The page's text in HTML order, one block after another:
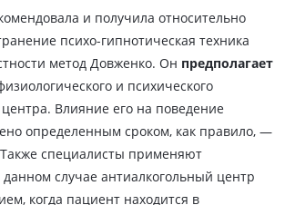
и получила относительно
психо-гипнотическая техника
метод Довженко. Он предполагает
и психического
центра. Влияние его на поведение
определенным сроком, как правило, —
Также специалисты применяют
данном случае антиалкогольный центр
когда пациент находится в